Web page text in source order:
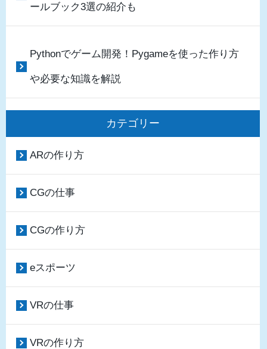
ールブック3選の紹介も
Pythonでゲーム開発！Pygameを使った作り方
や必要な知識を解説
カテゴリー
ARの作り方
CGの仕事
CGの作り方
eスポーツ
VRの仕事
VRの作り方